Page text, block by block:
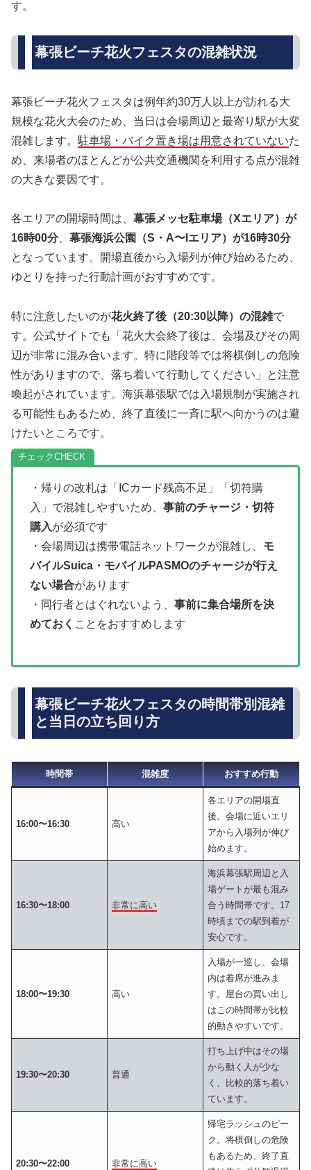
す。
幕張ビーチ花火フェスタの混雑状況
幕張ビーチ花火フェスタは例年約30万人以上が訪れる大
規模な花火大会のため、当日は会場周辺と最寄り駅が大変
混雑します。 駐車場・バイク置き場は用意されていないた
め、来場者のほとんどが公共交通機関を利用する点が混雑
の大きな要因です。
各エリアの開場時間は、 幕張メッセ駐車場（Xエリア）が
16時00分、 幕張海浜公園（S・A〜Iエリア）が16時30分
となっています。開場直後から入場列が伸び始めるため、
ゆとりを持った行動計画がおすすめです。
特に注意したいのが花火終了後（20:30以降）の混雑で
す。公式サイトでも「花火大会終了後は、会場及びその周
辺が非常に混み合います。特に階段等では将棋倒しの危険
性がありますので、落ち着いて行動してください」と注意
喚起がされています。海浜幕張駅では入場規制が実施され
る可能性もあるため、終了直後に一斉に駅へ向かうのは避
けたいところです。
チェック
・帰りの改札は「ICカード残高不足」「切符購
入」で混雑しやすいため、 事前のチャージ・切符
購入が必須です
・会場周辺は携帯電話ネットワークが混雑し、 モ
バイルSuica・モバイルPASMOのチャージが行え
ない場合があります
・同行者とはぐれないよう、 事前に集合場所を決
めておく ことをおすすめします
幕張ビーチ花火フェスタの時間帯別混雑
と当日の立ち回り方
時間帯 混雑度 おすすめ行動
16:00〜16:30 高い
各エリアの開場直
後。会場に近いエリ
アから入場列が伸び
始めます。
16:30〜18:00 非常に高い
海浜幕張駅周辺と入
場ゲートが最も混み
合う時間帯です。17
時頃までの駅到着が
安心です。
18:00〜19:30 高い
入場が一巡し、会場
内は着席が進みま
す。屋台の買い出し
はこの時間帯が比較
的動きやすいです。
19:30〜20:30 普通
打ち上げ中はその場
から動く人が少な
く、比較的落ち着い
ています。
20:30〜22:00 非常に高い
帰宅ラッシュのピー
ク。将棋倒しの危険
もあるため、終了直